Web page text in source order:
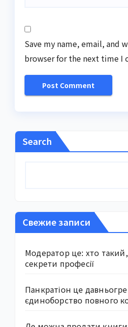
Save my name, email, and
browser for the next time I
Search
Свежие записи
Модератор це: хто
секрети професії
Панкратіон це
єдиноборство повного